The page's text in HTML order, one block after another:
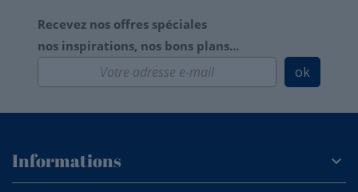
Recevez nos offres spéciales
nos inspirations, nos bons plans...
ok
Informations